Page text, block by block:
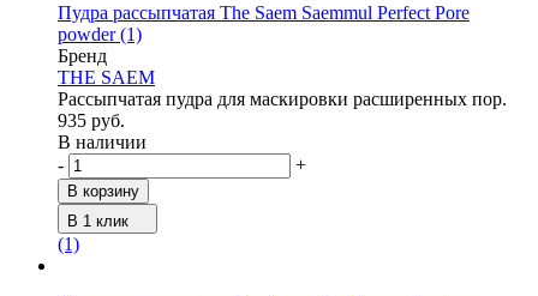
Пудра рассыпчатая The Saem Saemmul Perfect Pore
powder(1)
Бренд
THE SAEM
Рассыпчатая пудра для маскировки расширенных пор.
935 руб.
В наличии
-
+
В корзину
В 1 клик
(1)